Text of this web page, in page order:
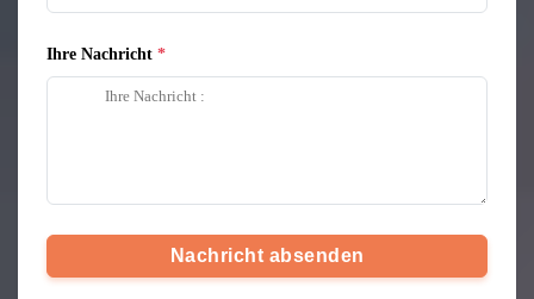
Ihre Nachricht
Nachricht absenden